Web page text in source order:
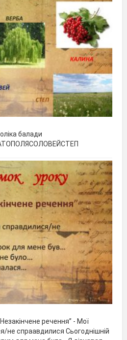
балади
речення” - Мої
не спраавдилися Сьогоднішній